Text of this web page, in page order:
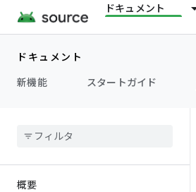
ドキュメント
ドキュメント
新機能
スタートガイド
概要